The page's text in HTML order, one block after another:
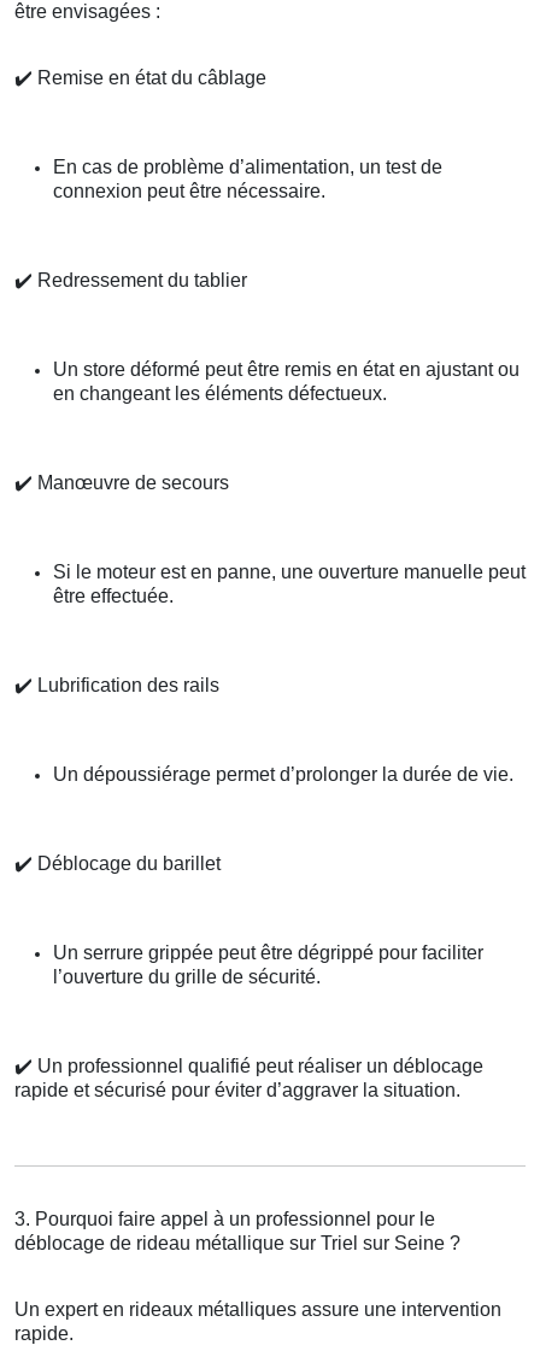
être envisagées :
✔️ Remise en état du câblage
En cas de problème d’alimentation, un test de
connexion peut être nécessaire.
✔️ Redressement du tablier
Un store déformé peut être remis en état en ajustant ou
en changeant les éléments défectueux.
✔️ Manœuvre de secours
Si le moteur est en panne, une ouverture manuelle peut
être effectuée.
✔️ Lubrification des rails
Un dépoussiérage permet d’prolonger la durée de vie.
✔️ Déblocage du barillet
Un serrure grippée peut être dégrippé pour faciliter
l’ouverture du grille de sécurité.
✔️ Un professionnel qualifié peut réaliser un déblocage
rapide et sécurisé pour éviter d’aggraver la situation.
3. Pourquoi faire appel à un professionnel pour le
déblocage de rideau métallique sur Triel sur Seine ?
Un expert en rideaux métalliques assure une intervention
rapide.